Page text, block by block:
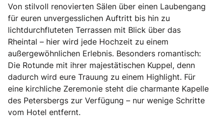
Von stilvoll renovierten Sälen über einen Laubengang
für euren unvergesslichen Auftritt bis hin zu
lichtdurchfluteten Terrassen mit Blick über das
Rheintal – hier wird jede Hochzeit zu einem
außergewöhnlichen Erlebnis. Besonders romantisch:
Die Rotunde mit ihrer majestätischen Kuppel, denn
dadurch wird eure Trauung zu einem Highlight. Für
eine kirchliche Zeremonie steht die charmante Kapelle
des Petersbergs zur Verfügung – nur wenige Schritte
vom Hotel entfernt.